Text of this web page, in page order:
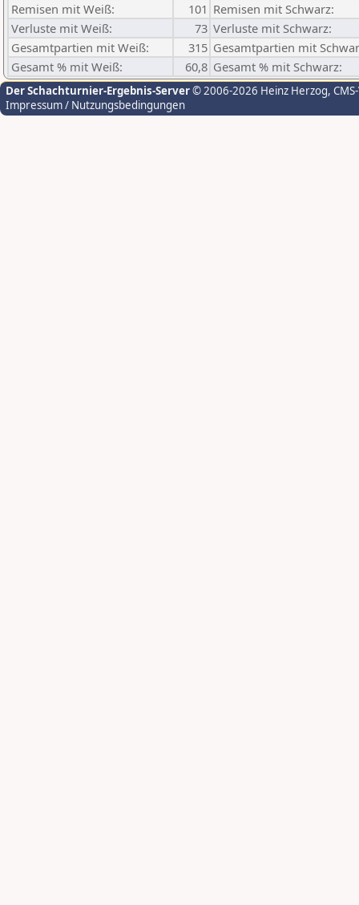
Remisen mit Weiß:
101 Remisen mit Schwarz:
Verluste mit Weiß:
73 Verluste mit Schwarz:
Gesamtpartien mit Weiß:
315 Gesamtpartien mit
Gesamt % mit Weiß:
60,8 Gesamt % mit Schwarz:
Der Schachturnier-Ergebnis-Server© 2006-2026 Heinz Herzog,
Impressum / Nutzungsbedingungen